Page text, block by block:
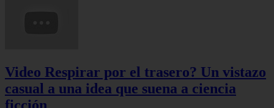
Video Respirar por el trasero? Un vistazo
casual a una idea que suena a ciencia